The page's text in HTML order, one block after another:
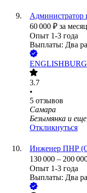
Администратор
60 000 ₽ за
Опыт 1-3 года
Выплаты: Два
3.7
•
5 отзывов
Самара
Безымянка и еще
Откликнуться
Инженер ПНР
130 000 – 200
Опыт 1-3 года
Выплаты: Два